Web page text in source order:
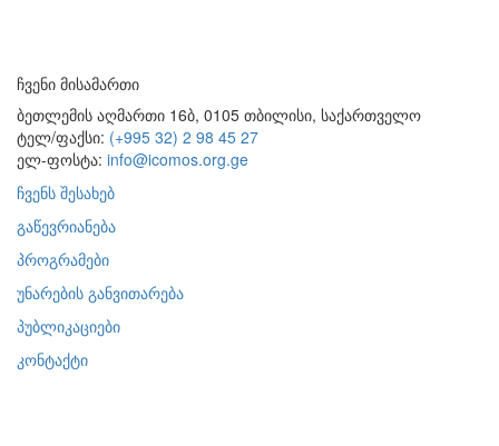
ჩვენი მისამართი
ბეთლემის აღმართი 16ბ, 0105 თბილისი, საქართველო
ტელ/ფაქსი: (+995 32) 2 98 45 27
ელ-ფოსტა: info@icomos.org.ge
ჩვენს შესახებ
გაწევრიანება
პროგრამები
უნარების განვითარება
პუბლიკაციები
კონტაქტი